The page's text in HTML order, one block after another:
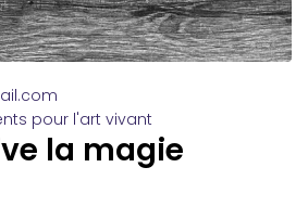
pour l'art vivant
la magie